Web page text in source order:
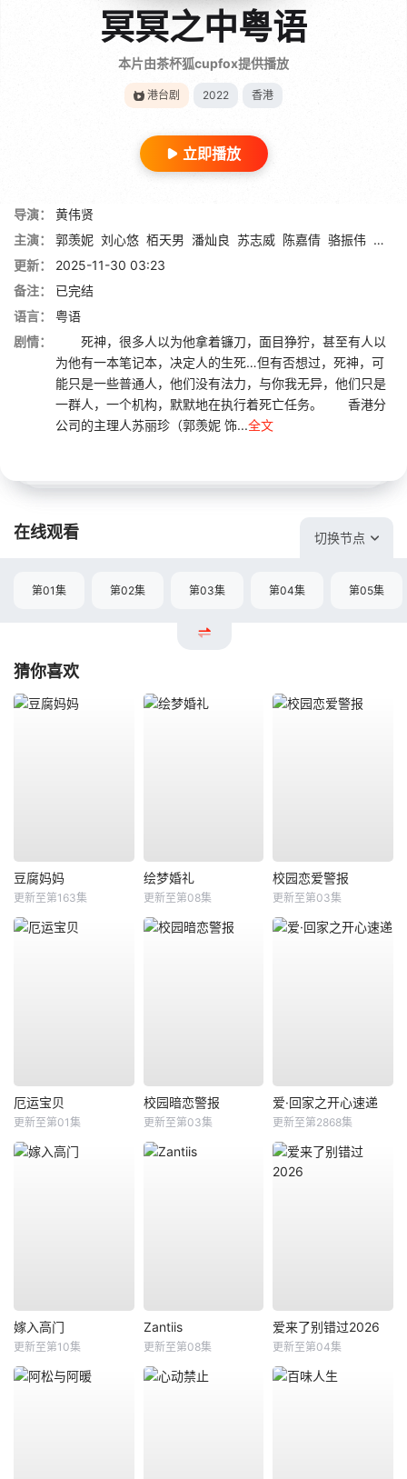
冥冥之中粤语
本片由茶杯狐cupfox提供播放
港台剧 2022 香港
立即播放
导演：
黄伟贤
主演：
郭羡妮 刘心悠 栢天男 潘灿良 苏志威 陈嘉倩 骆振伟 李天
更新：
2025-11-30 03:23
备注：
已完结
语言：
粤语
剧情：
死神，很多人以为他拿着镰刀，面目狰狞，甚至有人以
为他有一本笔记本，决定人的生死…但有否想过，死神，可
能只是一些普通人，他们没有法力，与你我无异，他们只是
一群人，一个机构，默默地在执行着死亡任务。 香港分
公司的主理人苏丽珍（郭羡妮 饰...全文
在线观看 切换节点
第01集 第02集 第03集 第04集 第05集
猜你喜欢
豆腐妈妈
更新至第163集
绘梦婚礼
更新至第08集
校园恋爱警报
更新至第03集
厄运宝贝
更新至第01集
校园暗恋警报
更新至第03集
爱·回家之开心速递
更新至第2868集
嫁入高门
更新至第10集
Zantiis
更新至第08集
爱来了别错过2026
更新至第04集